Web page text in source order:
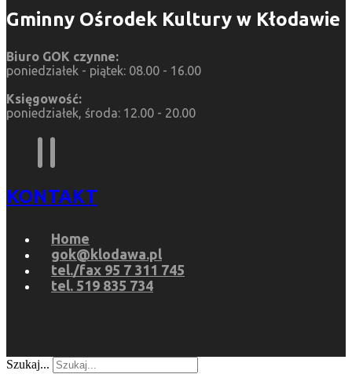
Gminny Ośrodek Kultury w Kłodawie
Biuro GOK czynne:
poniedziałek - piątek: 08.00 - 16.00
Księgowość:
poniedziałek, środa: 12.00 - 20.00
KONTAKT
Home
gok@klodawa.pl
tel./fax 95 7 311 745
tel. 519 835 734
Szukaj...